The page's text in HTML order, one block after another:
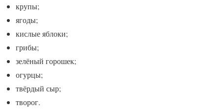
крупы;
ягоды;
кислые яблоки;
грибы;
зелёный горошек;
огурцы;
твёрдый сыр;
творог.